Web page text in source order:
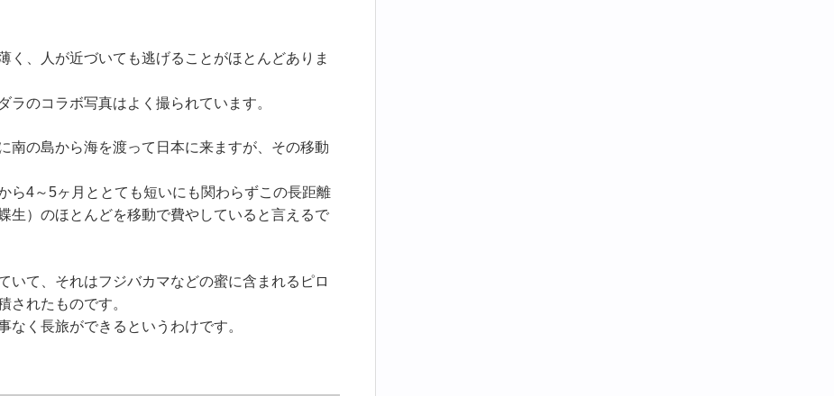
く、人が近づいても逃げることがほとんどありま
ラのコラボ写真はよく撮られています。
南の島から海を渡って日本に来ますが、その移動
ら4～5ヶ月ととても短いにも関わらずこの長距離
生）のほとんどを移動で費やしていると言えるで
いて、それはフジバカマなどの蜜に含まれるピロ
されたものです。
なく長旅ができるというわけです。